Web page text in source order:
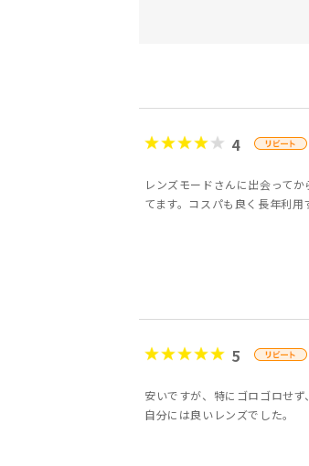
4
レンズモードさんに出会って
てます。コスパも良く長年利用
5
安いですが、特にゴロゴロせず
自分には良いレンズでした。